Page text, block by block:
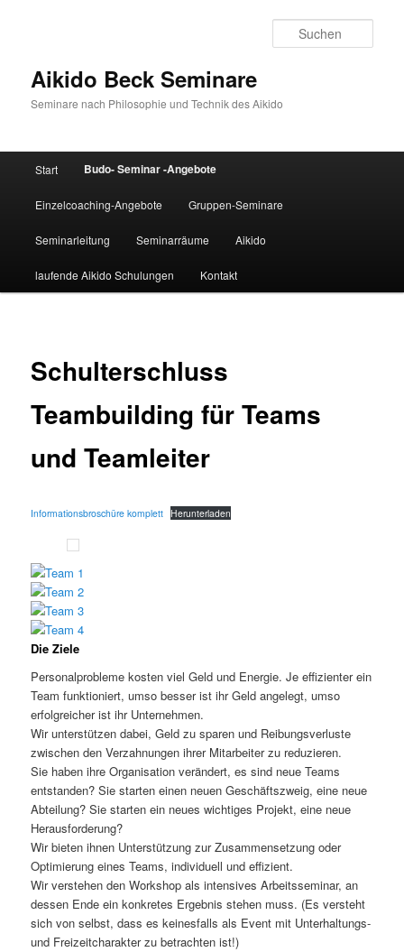
Aikido Beck Seminare
Seminare nach Philosophie und Technik des Aikido
Start Budo- Seminar -Angebote
Einzelcoaching-Angebote Gruppen-Seminare
Seminarleitung Seminarräume Aikido
laufende Aikido Schulungen Kontakt
Schulterschluss
Teambuilding für Teams
und Teamleiter
Informationsbroschüre komplett Herunterladen
Die Ziele
Personalprobleme kosten viel Geld und Energie. Je effizienter ein
Team funktioniert, umso besser ist ihr Geld angelegt, umso
erfolgreicher ist ihr Unternehmen.
Wir unterstützen dabei, Geld zu sparen und Reibungsverluste
zwischen den Verzahnungen ihrer Mitarbeiter zu reduzieren.
Sie haben ihre Organisation verändert, es sind neue Teams
entstanden? Sie starten einen neuen Geschäftszweig, eine neue
Abteilung? Sie starten ein neues wichtiges Projekt, eine neue
Herausforderung?
Wir bieten ihnen Unterstützung zur Zusammensetzung oder
Optimierung eines Teams, individuell und effizient.
Wir verstehen den Workshop als intensives Arbeitsseminar, an
dessen Ende ein konkretes Ergebnis stehen muss. (Es versteht
sich von selbst, dass es keinesfalls als Event mit Unterhaltungs-
und Freizeitcharakter zu betrachten ist!)